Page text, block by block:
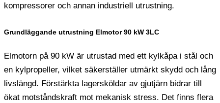
kompressorer och annan industriell utrustning.
Grundläggande utrustning Elmotor 90 kW 3LC
Elmotorn på 90 kW är utrustad med ett kylkåpa i stål och
en kylpropeller, vilket säkerställer utmärkt skydd och lång
livslängd. Förstärkta lagersköldar av gjutjärn bidrar till
ökat motståndskraft mot mekanisk stress. Det finns flera